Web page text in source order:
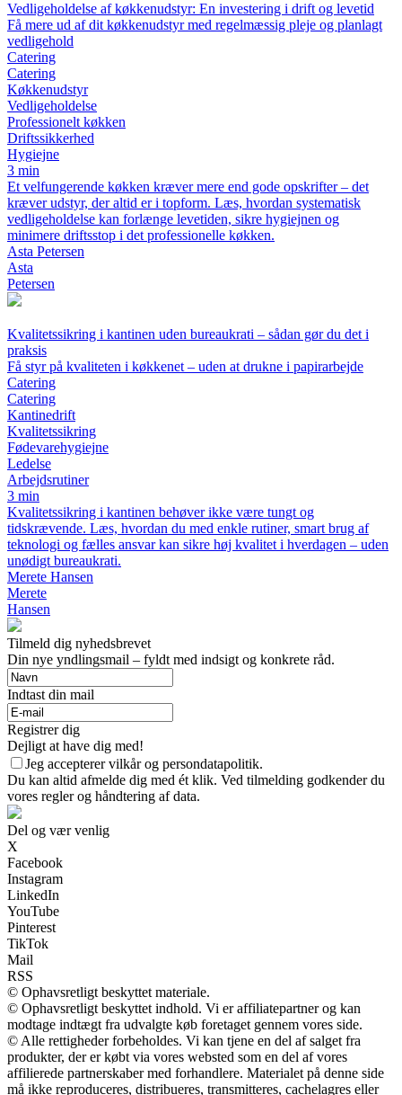
Vedligeholdelse af køkkenudstyr: En investering i drift og levetid
Få mere ud af dit køkkenudstyr med regelmæssig pleje og planlagt
vedligehold
Catering
Catering
Køkkenudstyr
Vedligeholdelse
Professionelt køkken
Driftssikkerhed
Hygiejne
3 min
Et velfungerende køkken kræver mere end gode opskrifter – det
kræver udstyr, der altid er i topform. Læs, hvordan systematisk
vedligeholdelse kan forlænge levetiden, sikre hygiejnen og
minimere driftsstop i det professionelle køkken.
Asta Petersen
Asta
Petersen
Kvalitetssikring i kantinen uden bureaukrati – sådan gør du det i
praksis
Få styr på kvaliteten i køkkenet – uden at drukne i papirarbejde
Catering
Catering
Kantinedrift
Kvalitetssikring
Fødevarehygiejne
Ledelse
Arbejdsrutiner
3 min
Kvalitetssikring i kantinen behøver ikke være tungt og
tidskrævende. Læs, hvordan du med enkle rutiner, smart brug af
teknologi og fælles ansvar kan sikre høj kvalitet i hverdagen – uden
unødigt bureaukrati.
Merete Hansen
Merete
Hansen
Tilmeld dig nyhedsbrevet
Din nye yndlingsmail – fyldt med indsigt og konkrete råd.
Indtast din mail
Registrer dig
Dejligt at have dig med!
Jeg accepterer vilkår og persondatapolitik.
Du kan altid afmelde dig med ét klik. Ved tilmelding godkender du
vores regler og håndtering af data.
Del og vær venlig
X
Facebook
Instagram
LinkedIn
YouTube
Pinterest
TikTok
Mail
RSS
© Ophavsretligt beskyttet materiale.
© Ophavsretligt beskyttet indhold. Vi er affiliatepartner og kan
modtage indtægt fra udvalgte køb foretaget gennem vores side.
© Alle rettigheder forbeholdes. Vi kan tjene en del af salget fra
produkter, der er købt via vores websted som en del af vores
affilierede partnerskaber med forhandlere. Materialet på denne side
må ikke reproduceres, distribueres, transmitteres, cachelagres eller